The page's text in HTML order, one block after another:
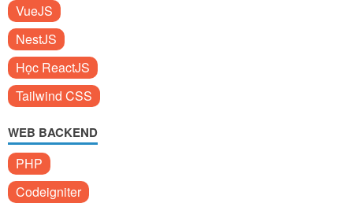
VueJS
NestJS
Học ReactJS
Tailwind CSS
WEB BACKEND
PHP
Codeigniter